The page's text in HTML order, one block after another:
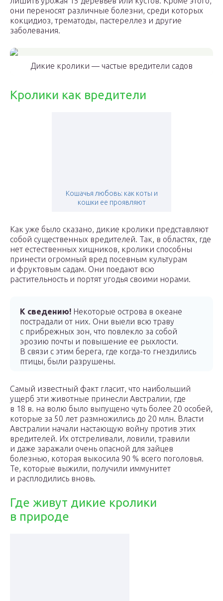
они переносят различные болезни, среди которых
кокцидиоз, трематоды, пастереллез и другие
заболевания.
Дикие кролики — частые вредители садов
Кролики как вредители
Кошачья любовь: как коты и
кошки ее проявляют
Как уже было сказано, дикие кролики представляют
собой существенных вредителей. Так, в областях, где
нет естественных хищников, кролики способны
принести огромный вред посевным культурам
и фруктовым садам. Они поедают всю
растительность и портят угодья своими норами.
К сведению! Некоторые острова в океане
пострадали от них. Они выели всю траву
с прибрежных зон, что повлекло за собой
эрозию почты и повышение ее рыхлости.
В связи с этим берега, где когда-то гнездились
птицы, были разрушены.
Самый известный факт гласит, что наибольший
ущерб эти животные принесли Австралии, где
в 18 в. на волю было выпущено чуть более 20 особей,
которые за 50 лет размножились до 20 млн. Власти
Австралии начали настающую войну против этих
вредителей. Их отстреливали, ловили, травили
и даже заражали очень опасной для зайцев
болезнью, которая выкосила 90 % всего поголовья.
Те, которые выжили, получили иммунитет
и расплодились вновь.
Где живут дикие кролики
в природе